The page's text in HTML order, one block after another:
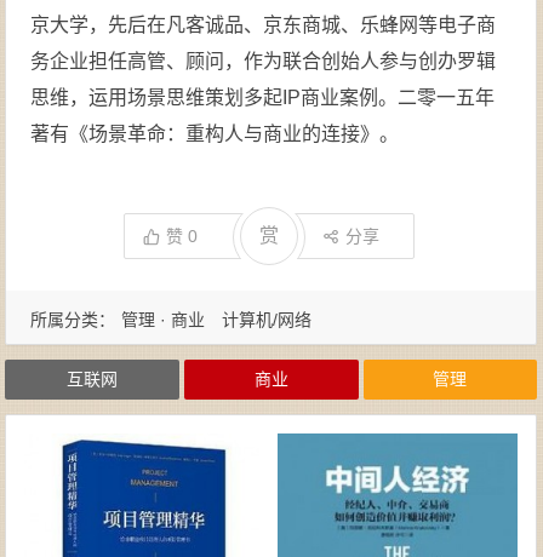
京大学，先后在凡客诚品、京东商城、乐蜂网等电子商
务企业担任高管、顾问，作为联合创始人参与创办罗辑
思维，运用场景思维策划多起IP商业案例。二零一五年
著有《场景革命：重构人与商业的连接》。
赞0 赏 分享
所属分类： 管理 · 商业 计算机/网络
互联网 商业 管理